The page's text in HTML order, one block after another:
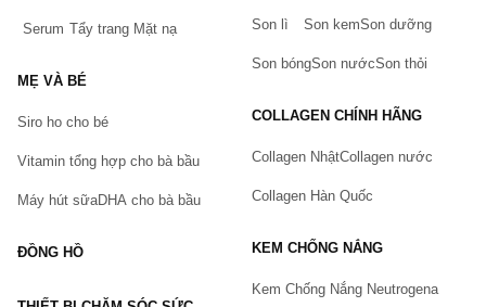
Serum Tẩy trang Mặt nạ
MẸ VÀ BÉ
Siro ho cho bé
Vitamin tổng hợp cho bà bầu
Máy hút sữaDHA cho bà bầu
ĐỒNG HỒ
Son lì Son kemSon dưỡng
Son bóngSon nướcSon thỏi
COLLAGEN CHÍNH HÃNG
Collagen NhậtCollagen nước
Collagen Hàn Quốc
KEM CHỐNG NẮNG
Kem Chống Nắng Neutrogena